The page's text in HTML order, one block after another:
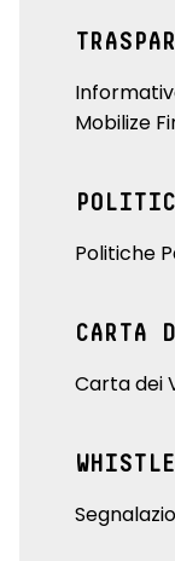
Mobilize
Politiche
CARTA
Carta dei